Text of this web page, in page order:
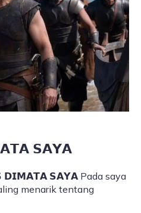
𝗦𝗔𝗬𝗔
𝗦𝗔𝗬𝗔 Pada saya
menarik tentang